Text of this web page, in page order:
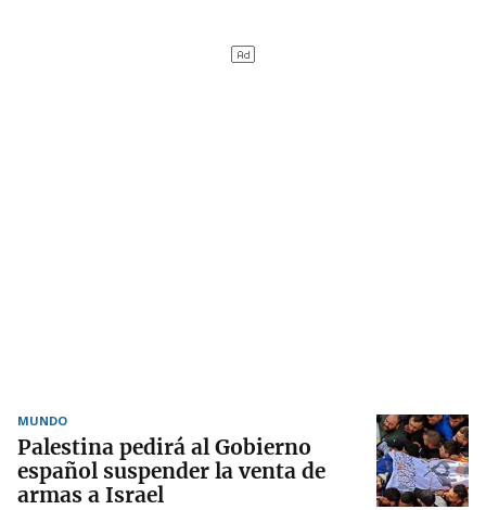
MUNDO
Palestina pedirá al Gobierno
español suspender la venta de
armas a Israel